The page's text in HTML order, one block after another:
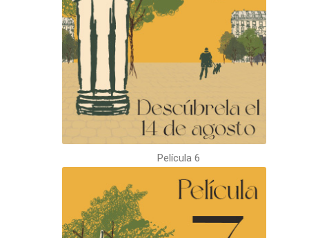
Película 6